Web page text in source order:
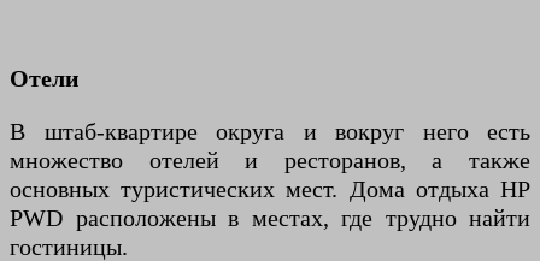
Отели
В штаб-квартире округа и вокруг него есть
множество отелей и ресторанов, а также
основных туристических мест. Дома отдыха HP
PWD расположены в местах, где трудно найти
гостиницы.